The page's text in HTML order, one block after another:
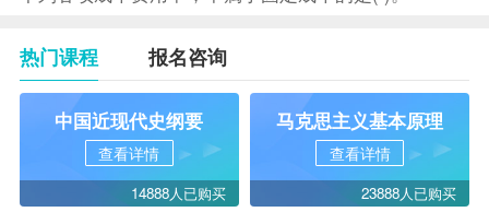
热门课程 报名咨询
中国近现代史纲要
查看详情
14888人已购买
马克思主义基本原理
查看详情
23888人已购买